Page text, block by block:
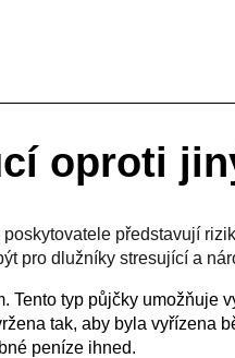
oproti
poskytovatele představují
pro dlužníky stresující a
Tento typ půjčky umožňuje
tak, aby byla vyřízena
peníze ihned.